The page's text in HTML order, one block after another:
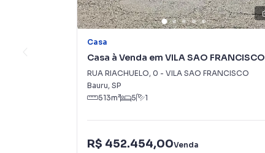
Casa
Casa à Venda em VILA SAO FRANCISCO
RUA RIACHUELO, 0 - VILA SAO FRANCISCO
Bauru, SP
513m² 5 1
R$ 452.454,00Venda